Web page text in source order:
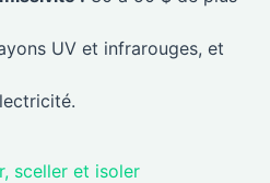
UV et infrarouges, et
sceller et isoler